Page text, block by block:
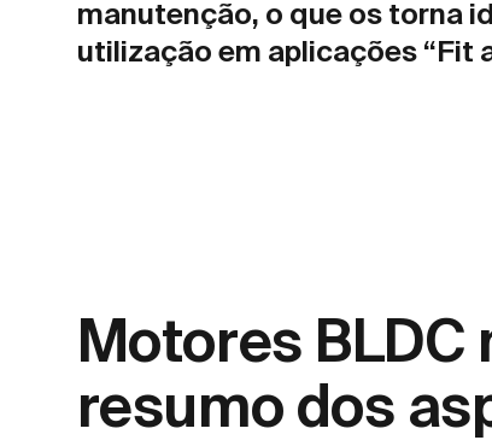
manutenção, o que os torna
utilização em aplicações “Fit
Motores BLDC
resumo dos